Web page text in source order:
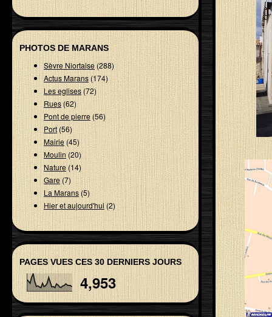
PHOTOS DE MARANS
Sèvre Niortaise(288)
Actus Marans (174)
Les eglises(72)
Rues(62)
Pont de pierre(56)
Port(56)
Mairie(45)
Moulin(20)
Nature(14)
Gare (7)
La Marans(5)
Hier et aujourd'hui (2)
PAGES VUES CES 30 DERNIERS JOURS
4,953